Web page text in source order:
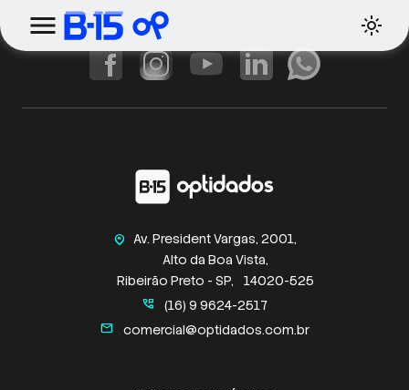
home_pin
Av. President Vargas, 2001,
Alto da Boa Vista,
Ribeirão Preto - SP,
14020-525
perm_phone_msg (16) 9 9624-2517
mail comercial@optidados.com.br